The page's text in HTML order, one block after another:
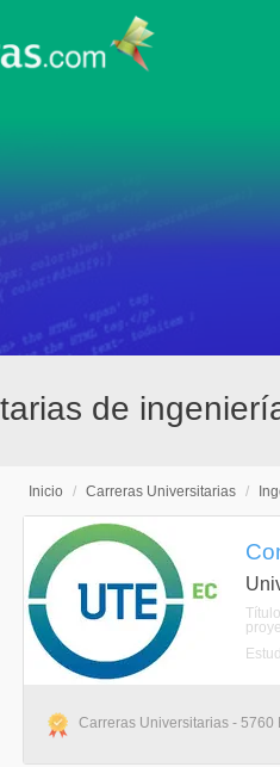
de
Inicio / Carreras Universitarias /
Carreras Universitarias - 5760